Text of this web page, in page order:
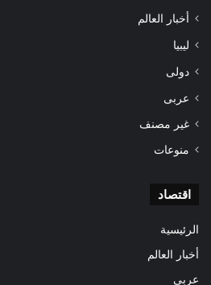
أخبار العالم
ليبيا
دولى
عربى
غير مصنف
منوعات
اقتصاد
الرئيسية
أخبار العالم
عربى